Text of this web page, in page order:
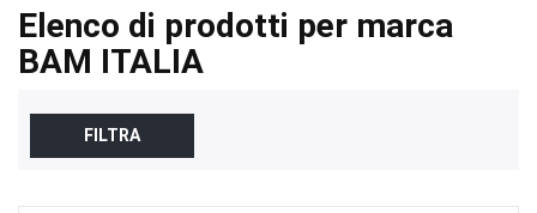
Elenco di prodotti per marca
BAM ITALIA
FILTRA